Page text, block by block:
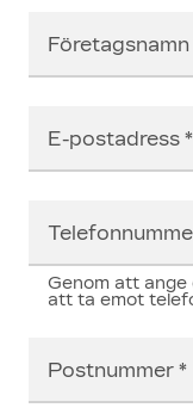
Företagsnamn
E-postadress
Genom att
att ta emot
Postnummer